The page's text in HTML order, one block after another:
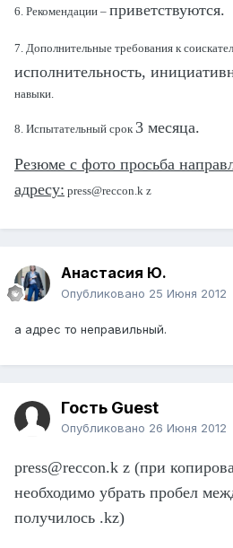
6. Рекомендации – приветствуются.
7. Дополнительные требования к
исполнительность,
навыки.
8. Испытательный срок3 месяца.
Резюме с фото просьба
адресу: press@reccon.k z
Анастасия Ю.
Опубликовано 25 Июня 2012
а адрес то неправильный.
Гость Guest
Опубликовано 26 Июня 2012
press@reccon.k z (при
необходимо убрать пробел
получилось .kz)